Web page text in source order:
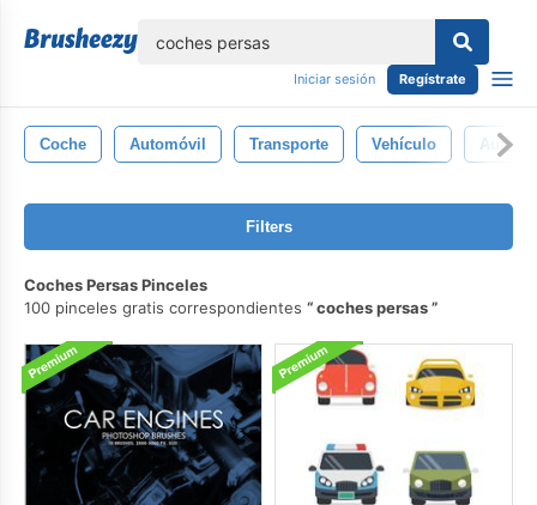
Iniciar sesión Regístrate
Coche Automóvil Transporte Vehículo Auto
Filters
Coches Persas Pinceles
100 pinceles gratis correspondientes
coches persas